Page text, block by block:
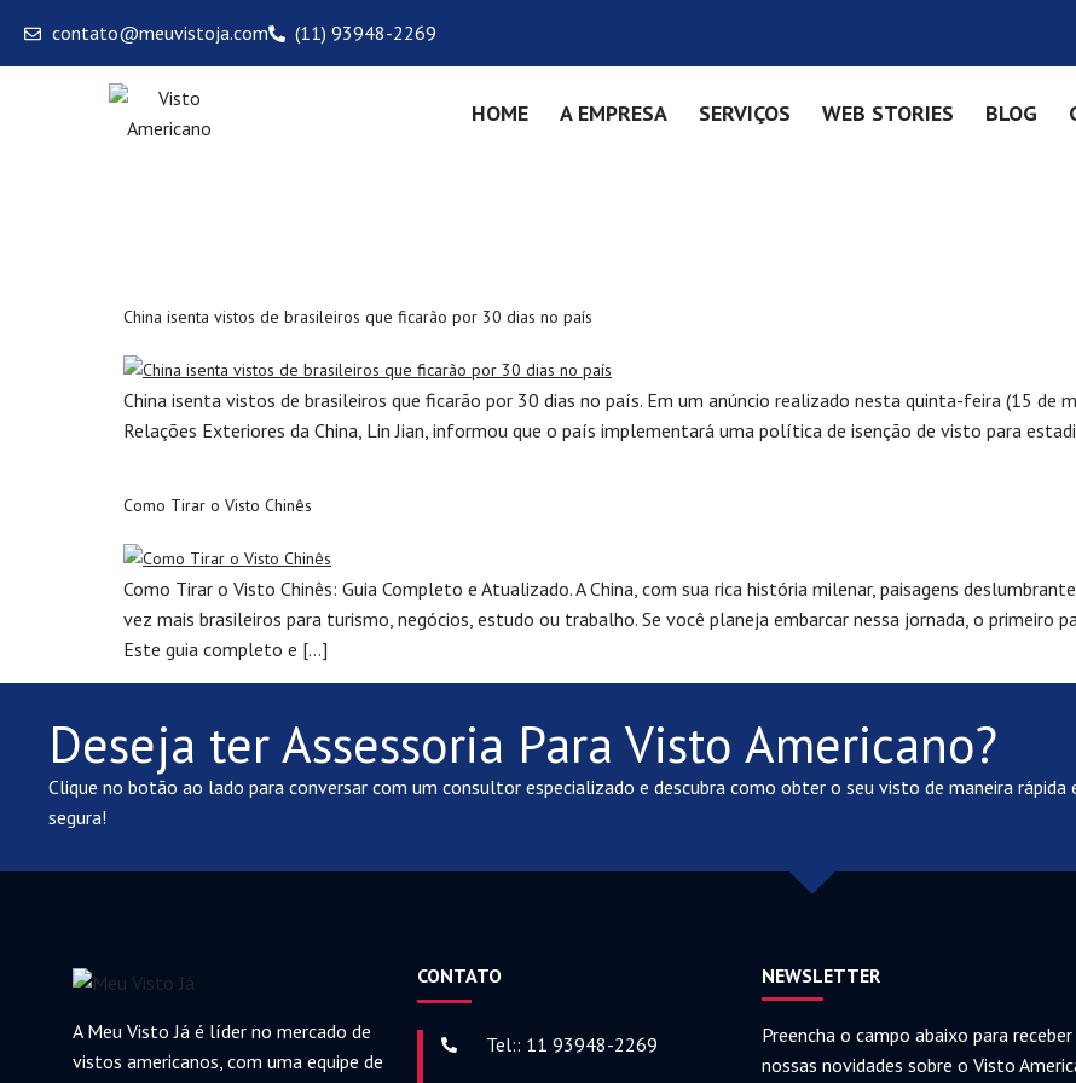
contato@meuvistoja.com (11) 93948-2269
HOME A EMPRESA SERVIÇOS WEB STORIES BLOG
China isenta vistos de brasileiros que ficarão por 30 dias no país
China isenta vistos de brasileiros que ficarão por 30 dias no país. Em um anúncio realizado nesta quinta-feira (15 de
Relações Exteriores da China, Lin Jian, informou que o país implementará uma política de isenção de visto para
Como Tirar o Visto Chinês
Como Tirar o Visto Chinês: Guia Completo e Atualizado. A China, com sua rica história milenar, paisagens
vez mais brasileiros para turismo, negócios, estudo ou trabalho. Se você planeja embarcar nessa jornada, o primeiro
Este guia completo e […]
Deseja ter Assessoria Para Visto Americano?
Clique no botão ao lado para conversar com um consultor especializado e descubra como obter o seu visto de maneira rápida
segura!
A Meu Visto Já é líder no mercado de
vistos americanos, com uma equipe de
CONTATO
Tel:: 11 93948-2269
NEWSLETTER
Preencha o campo abaixo para receber
nossas novidades sobre o Visto